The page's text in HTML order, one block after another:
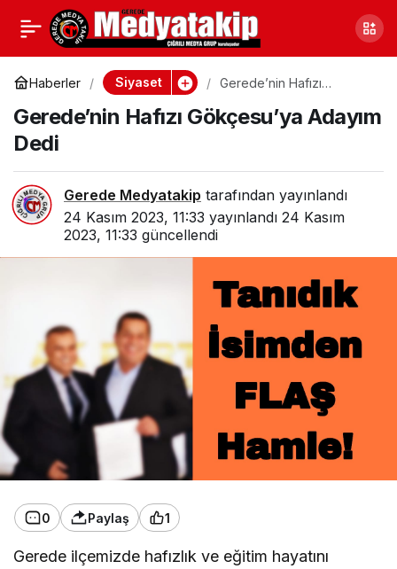
Haberler Siyaset
Gerede’nin Hafızı
Gerede’nin Hafızı Gökçesu’ya Adayım
Dedi
Gerede Medyatakip tarafından yayınlandı
24 Kasım 2023, 11:33 yayınlandı 24 Kasım
2023, 11:33 güncellendi
0 Paylaş 1
Gerede ilçemizde hafızlık ve eğitim hayatını
Kapı Kapı Dolaştılar
Sahiplerini Buldular:
Bolu’da Ülkücüler Umut
ve Mutluluk Dağıttı
Paylaş